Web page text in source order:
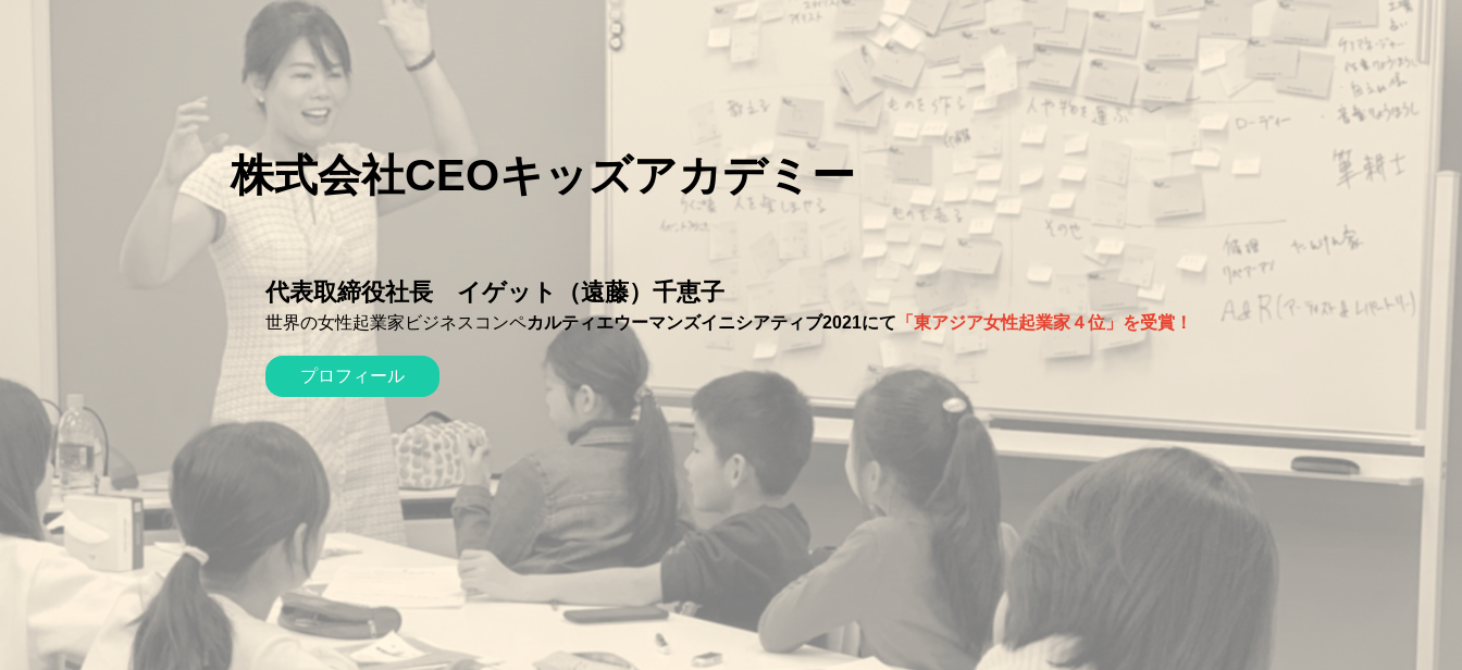
株式会社CEOキッズアカデミー
代表取締役社長 イゲット（遠藤）千恵子
世界の女性起業家ビジネスコンペカルティエウーマンズイニシアティブ2021にて 「 東アジア女性起業家４位」を受賞！
プロフィール